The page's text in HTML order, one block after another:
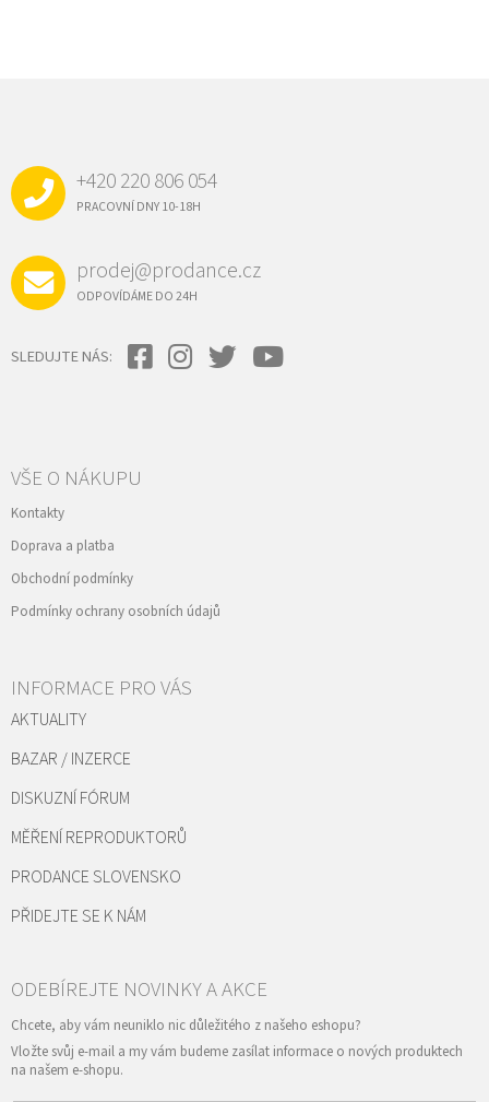
+420 220 806 054
PRACOVNÍ DNY 10-18H
prodej@prodance.cz
ODPOVÍDÁME DO 24H
SLEDUJTE NÁS:
VŠE O NÁKUPU
Kontakty
Doprava a platba
Obchodní podmínky
Podmínky ochrany osobních údajů
INFORMACE PRO VÁS
AKTUALITY
BAZAR / INZERCE
DISKUZNÍ FÓRUM
MĚŘENÍ REPRODUKTORŮ
PRODANCE SLOVENSKO
PŘIDEJTE SE K NÁM
Vložte svůj e-mail a my vám budeme zasílat informace o nových produktech
na našem e-shopu.